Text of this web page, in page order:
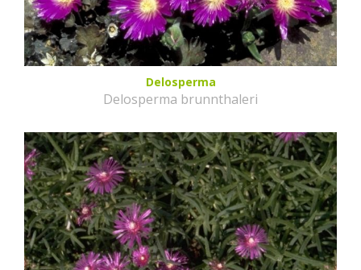
Delosperma
Delosperma brunnthaleri